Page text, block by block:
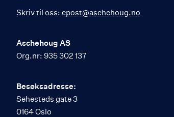
Skriv til oss: epost@aschehoug.no
Aschehoug AS
Org.nr: 935 302 137
Besøksadresse:
Sehesteds gate 3
0164 Oslo